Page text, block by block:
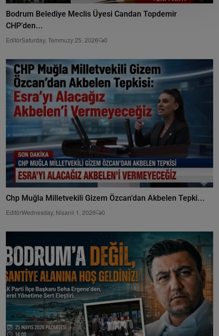
Bodrum Belediye Meclis Üyesi Candan Topdemir
CHP’den...
EditörSaturday, Temmuzy 25, 2026 0
Chp Muğla Milletvekili Gizem Özcan’dan Akbelen Tepki...
EditörWednesday, Nisanil 1, 2026 0